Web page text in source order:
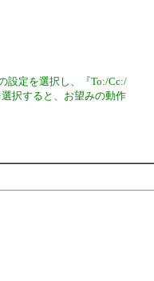
設定を選択し、『To:/Cc:/
択すると、お望みの動作